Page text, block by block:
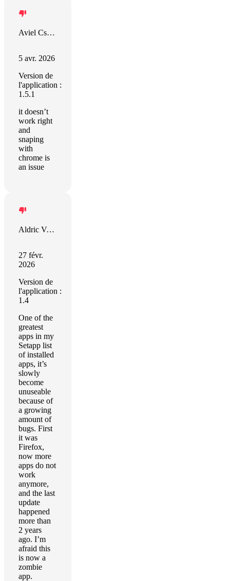
Aviel Csengeri
5 avr. 2026
Version de
l'application :
1.5.1
it doesn’t
work right
and
snaping
with
chrome is
an issue
Aldric VAN GAVER
27 févr.
2026
Version de
l'application :
1.4
One of the
greatest
apps in my
Setapp list
of installed
apps, it’s
slowly
become
unuseable
because of
a growing
amount of
bugs. First
it was
Firefox,
now more
apps do not
work
anymore,
and the last
update
happened
more than
2 years
ago. I’m
afraid this
is now a
zombie
app.